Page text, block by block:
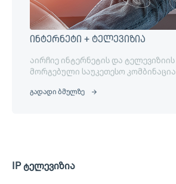
ინტერნეტი + ტელევიზია
აირჩიე ინტერნეტის და ტელევიზიის
მორგებული საუკეთესო კომბინაცია
გადადი ბმულზე
IP ტელევიზია